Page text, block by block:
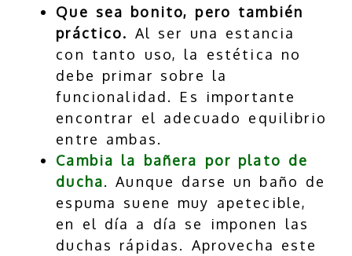
Que sea bonito, pero también
práctico. Al ser una estancia
con tanto uso, la estética no
debe primar sobre la
funcionalidad. Es importante
encontrar el adecuado equilibrio
entre ambas.
Cambia la bañera por plato de
ducha. Aunque darse un baño de
espuma suene muy apetecible,
en el día a día se imponen las
duchas rápidas. Aprovecha este